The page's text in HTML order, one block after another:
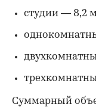
студии — 8,2
Суммарный